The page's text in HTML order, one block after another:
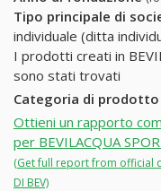
Tipo principale di
individuale (ditta
I prodotti creati in
sono stati trovati
Categoria di prodotto
Ottieni un rapporto
per BEVILACQUA
(Get full report from official
DI BEV)